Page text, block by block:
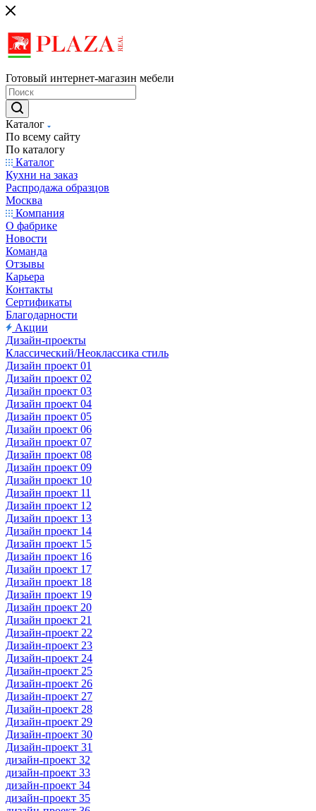
Готовый интернет-магазин мебели
Каталог
По всему сайту
По каталогу
Каталог
Кухни на заказ
Распродажа образцов
Москва
Компания
О фабрике
Новости
Команда
Отзывы
Карьера
Контакты
Сертификаты
Благодарности
Акции
Дизайн-проекты
Классический/Неоклассика стиль
Дизайн проект 01
Дизайн проект 02
Дизайн проект 03
Дизайн проект 04
Дизайн проект 05
Дизайн проект 06
Дизайн проект 07
Дизайн проект 08
Дизайн проект 09
Дизайн проект 10
Дизайн проект 11
Дизайн проект 12
Дизайн проект 13
Дизайн проект 14
Дизайн проект 15
Дизайн проект 16
Дизайн проект 17
Дизайн проект 18
Дизайн проект 19
Дизайн проект 20
Дизайн проект 21
Дизайн-проект 22
Дизайн-проект 23
Дизайн-проект 24
Дизайн-проект 25
Дизайн-проект 26
Дизайн-проект 27
Дизайн-проект 28
Дизайн-проект 29
Дизайн-проект 30
Дизайн-проект 31
дизайн-проект 32
дизайн-проект 33
дизайн-проект 34
дизайн-проект 35